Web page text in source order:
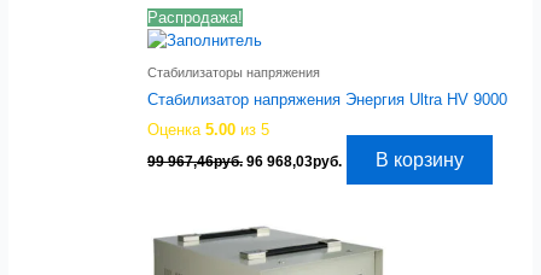
Распродажа!
Стабилизаторы напряжения
Стабилизатор напряжения Энергия Ultra HV 9000
Оценка5.00 из 5
99 967,46руб. Первоначальная
967,46руб..
96 968,03руб.
ТекущаяВ корзину